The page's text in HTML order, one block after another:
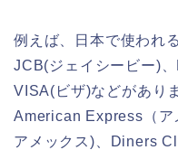
例えば、日本で使われ
JCB(ジェイシービー)
VISA(ビザ)などがあり
American Express（ア
アメックス)、Diners